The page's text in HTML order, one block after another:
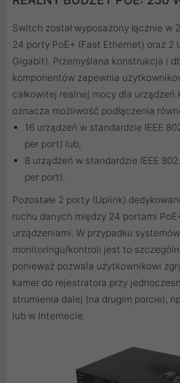
Switch został wyposażony łącznie w
24 porty PoE+ (Fast Ethernet) oraz 2
Gigabit). Przemyślana konstrukcja i
komponentów zapewnia
całkowitej realnej mocy dla urządzeń
oznacza możliwość podłączenia
16 urządzeń w standardzie IEEE
per port) lub,
8 urządzeń w standardzie IEEE
per port).
Pozostałe 2 porty (Uplink)
ruchu danych między 24 portami
urządzeniami. W przypadku systemów
monitoringu/kontroli jest to
ponieważ pozwala użytkownikowi
kamer do rejestratora przy
strumienia dalej (na drugim porcie),
lub w Internecie.